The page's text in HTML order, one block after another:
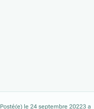
Posté(e) le 24 septembre 20223 a